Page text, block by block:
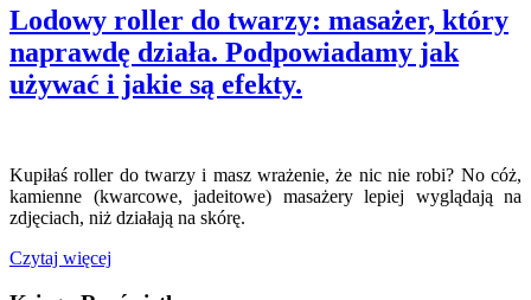
Lodowy roller do twarzy: masażer, który
naprawdę działa. Podpowiadamy jak
używać i jakie są efekty.
Kupiłaś roller do twarzy i masz wrażenie, że nic nie robi? No cóż,
kamienne (kwarcowe, jadeitowe) masażery lepiej wyglądają na
zdjęciach, niż działają na skórę.
Czytaj więcej